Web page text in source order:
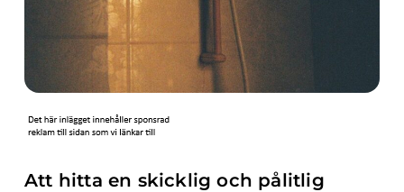
Att hitta en skicklig och pålitlig